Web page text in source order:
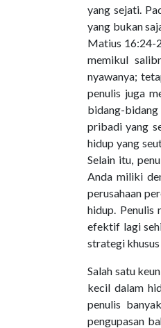
yang sejati.
yang bukan
Matius 16:24-
memikul
nyawanya;
penulis juga
bidang-bidang
pribadi yang
hidup yang
Selain itu,
Anda miliki
perusahaan
hidup. Penulis
efektif lagi
strategi
Salah satu
kecil dalam
penulis
pengupasan